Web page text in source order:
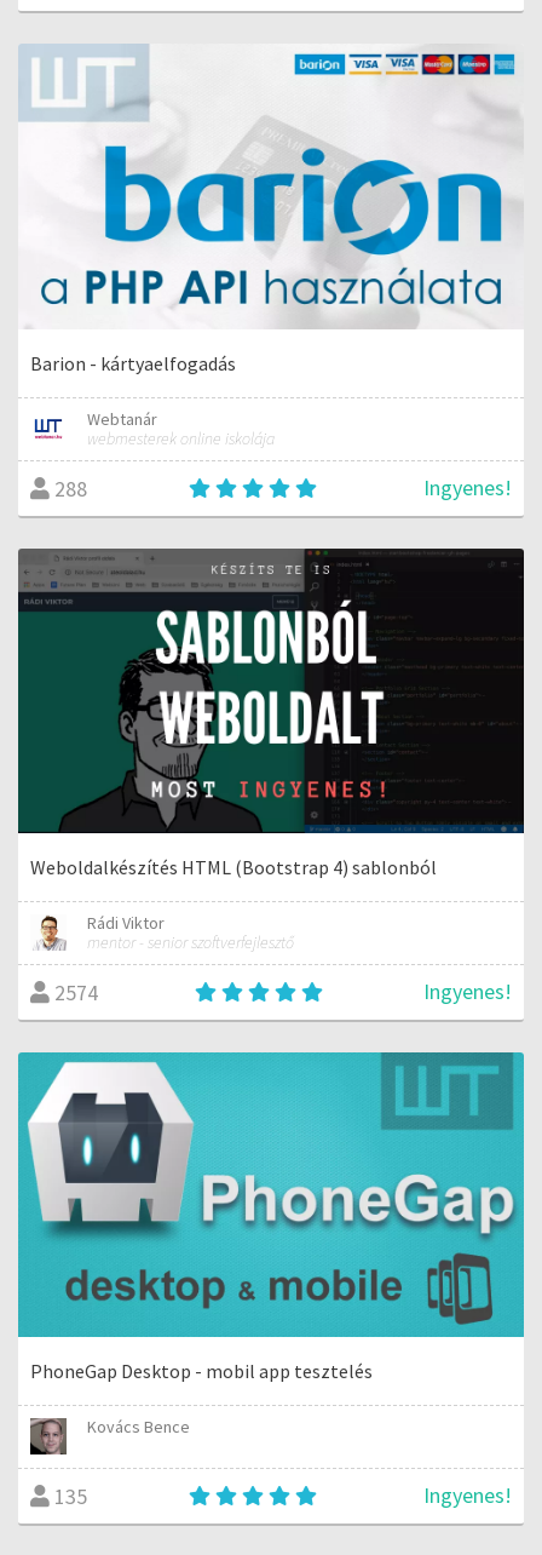
Barion - kártyaelfogadás
Webtanár
webmesterek online iskolája
288 Ingyenes!
Weboldalkészítés HTML (Bootstrap 4) sablonból
Rádi Viktor
mentor - senior szoftverfejlesztő
2574 Ingyenes!
PhoneGap Desktop - mobil app tesztelés
Kovács Bence
135 Ingyenes!